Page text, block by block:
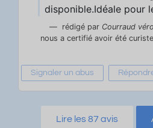
disponible.Idéale pour
rédigé par Courraud
nous a certifié avoir été
Signaler un abus
Lire les 87 avis